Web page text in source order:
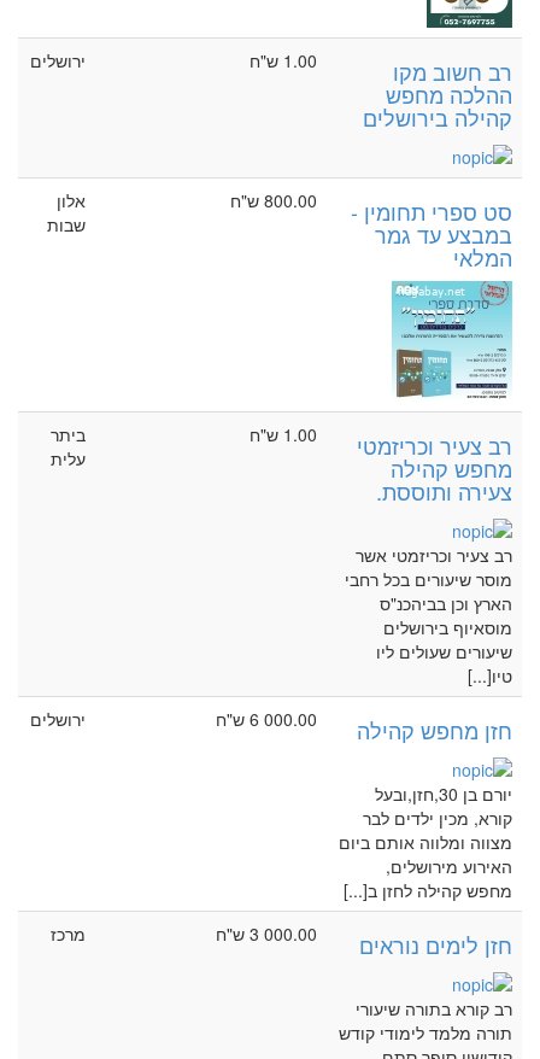
רב חשוב מקו
ההלכה מחפש
קהילה בירושלים
1.00 ש"ח ירושלים
סט ספרי תחומין -
במבצע עד גמר
המלאי
800.00 ש"ח
אלון
שבות
רב צעיר וכריזמטי
מחפש קהילה
צעירה ותוססת.
רב צעיר וכריזמטי אשר
מוסר שיעורים בכל רחבי
הארץ וכן בביהכנ"ס
מוסאיוף בירושלים
שיעורים שעולים ליו
טיו[...]
1.00 ש"ח
ביתר
עלית
חזן מחפש קהילה
יורם בן 30,חזן,ובעל
קורא, מכין ילדים לבר
מצווה ומלווה אותם ביום
האירוע מירושלים,
מחפש קהילה לחזן ב[...]
6 000.00 ש"ח ירושלים
חזן לימים נוראים
רב קורא בתורה שיעורי
תורה מלמד לימודי קודש
3 000.00 ש"ח מרכז